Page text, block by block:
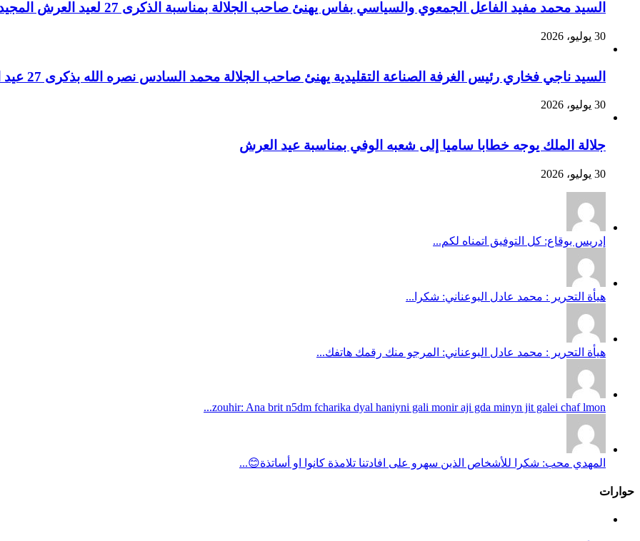
السيد محمد مفيد الفاعل الجمعوي والسياسي بفاس يهنئ صاحب الجلالة بمناسبة الذكرى 27 لعيد العرش المجيد
30 يوليو، 2026
السيد ناجي فخاري رئيس الغرفة الصناعة التقليدية يهنئ صاحب الجلالة محمد السادس نصره الله بذكرى 27 عيد العرش المجيد
30 يوليو، 2026
جلالة الملك يوجه خطابا ساميا إلى شعبه الوفي بمناسبة عيد العرش
30 يوليو، 2026
إدريس بوقاع: كل التوفيق اتمناه لكم...
هيأة التحرير : محمد عادل البوعناني: شكرا...
هيأة التحرير : محمد عادل البوعناني: المرجو منك رقمك هاتفك...
zouhir: Ana brit n5dm fcharika dyal haniyni gali monir aji gda minyn jit galei chaf lmon...
المهدي محب: شكرا للأشخاص الذين سهرو على افادتنا تلامذة كانوا او أساتذة😊...
حوارات